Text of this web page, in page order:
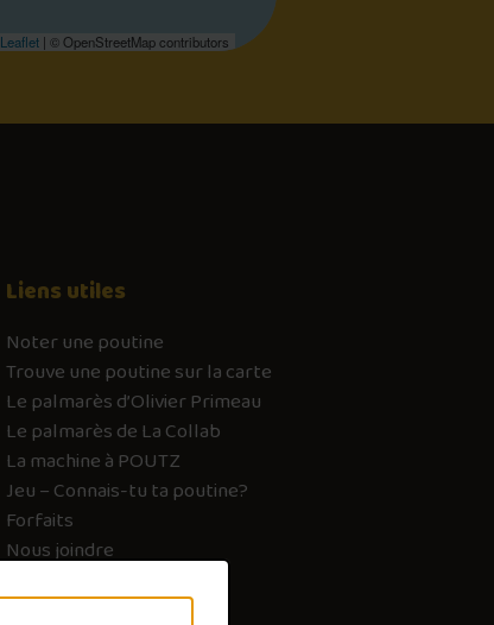
Leaflet | © OpenStreetMap contributors
Liens utiles
Noter une poutine
Trouve une poutine sur la carte
Le palmarès d’Olivier Primeau
Le palmarès de La Collab
La machine à POUTZ
Jeu – Connais-tu ta poutine?
Forfaits
Nous joindre